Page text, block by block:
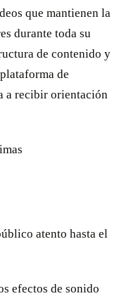
que mantienen la
durante toda su
de contenido y
de
a recibir orientación
atento hasta el
efectos de sonido